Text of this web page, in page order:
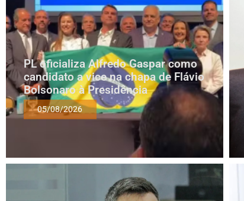
PL oficializa Alfredo Gaspar como
candidato a vice na chapa de Flávio
Bolsonaro à Presidência
05/08/2026